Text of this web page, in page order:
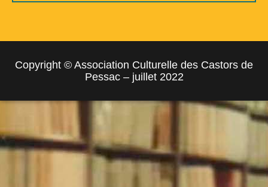
Copyright © Association Culturelle des Castors de
Pessac – juillet 2022